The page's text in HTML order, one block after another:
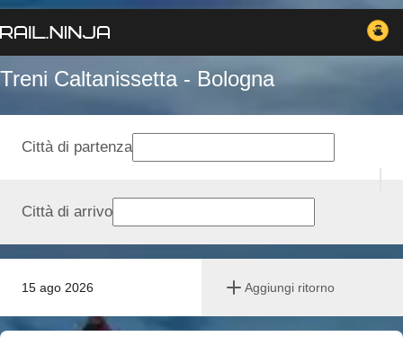
Treni Caltanissetta - Bologna
15 ago 2026 Aggiungi ritorno
Città di partenza
Città di arrivo